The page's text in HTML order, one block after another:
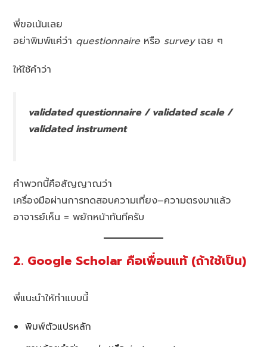
พี่ขอเน้นเลย
อย่าพิมพ์แค่ว่า questionnaireหรือ surveyเฉย ๆ
ให้ใช้คำว่า
validated questionnaire / validated scale /
validated instrument
คำพวกนี้คือสัญญาณว่า
เครื่องมือผ่านการทดสอบความเที่ยง–ความตรงมาแล้ว
อาจารย์เห็น = พยักหน้าทันทีครับ
2. Google Scholar คือเพื่อนแท้ (ถ้าใช้เป็น)
พี่แนะนำให้ทำแบบนี้
พิมพ์ตัวแปรหลัก